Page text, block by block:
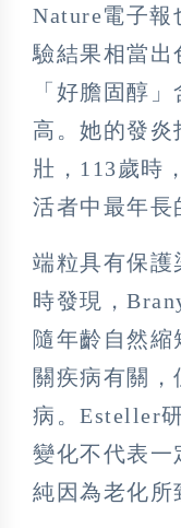
Nature電子報
驗結果相當出
「好膽固醇
高。她的發炎
壯，113歲時
活者中最年長
端粒具有保護
時發現，
隨年齡自然縮
關疾病有關，
病。Esteller
變化不代表一
純因為老化所